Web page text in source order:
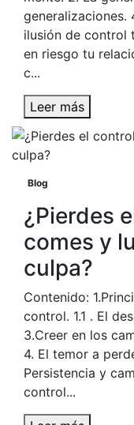
generalizaciones.
ilusión de control
en riesgo tu
c...
Leer más
Blog
¿Pierdes
comes y
culpa?
Contenido:
control. 1.1 . El
3.Creer en los
4. El temor a
Persistencia y
control...